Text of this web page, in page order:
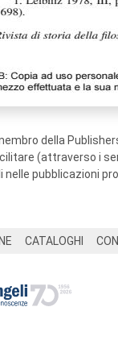
della
(attraverso i
pubblicazioni
CATALOGHI